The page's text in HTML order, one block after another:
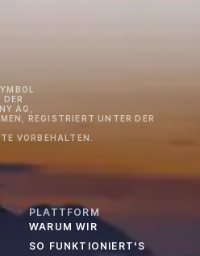
AG,
REGISTRIERT UNTER DER
VORBEHALTEN.
PLATTFORM
WARUM WIR
SO FUNKTIONIERT'S